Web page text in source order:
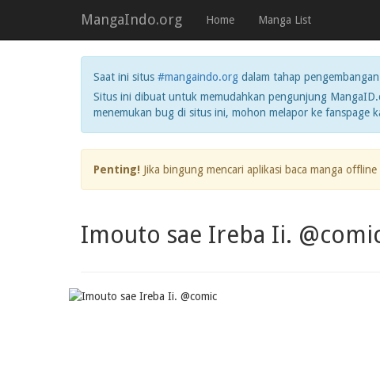
MangaIndo.org Home Manga List
Saat ini situs #mangaindo.org dalam tahap
Situs ini dibuat untuk memudahkan pengunjung
menemukan bug di situs ini, mohon melapor ke fanspage
Penting! Jika bingung mencari aplikasi baca manga
Imouto sae Ireba Ii.